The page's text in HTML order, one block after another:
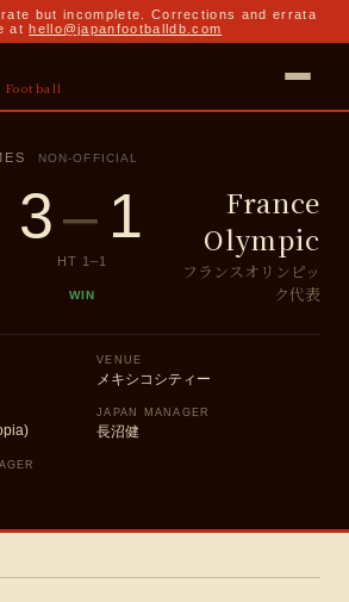
but incomplete. Corrections and errata
at hello@japanfootballdb.com
Football
NON-OFFICIAL
3– 1
HT 1 –1
WIN
France
Olympic
フランスオリンピッ
ク代表
VENUE
メキシコシティー
JAPAN MANAGER
長沼健